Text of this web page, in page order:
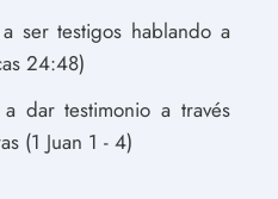
a ser testigos hablando a
24:48)
a dar testimonio a través
(1 Juan 1 - 4)